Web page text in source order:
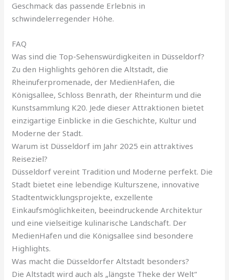
Geschmack das passende Erlebnis in
schwindelerregender Höhe.
FAQ
Was sind die Top-Sehenswürdigkeiten in Düsseldorf?
Zu den Highlights gehören die Altstadt, die
Rheinuferpromenade, der MedienHafen, die
Königsallee, Schloss Benrath, der Rheinturm und die
Kunstsammlung K20. Jede dieser Attraktionen bietet
einzigartige Einblicke in die Geschichte, Kultur und
Moderne der Stadt.
Warum ist Düsseldorf im Jahr 2025 ein attraktives
Reiseziel?
Düsseldorf vereint Tradition und Moderne perfekt. Die
Stadt bietet eine lebendige Kulturszene, innovative
Stadtentwicklungsprojekte, exzellente
Einkaufsmöglichkeiten, beeindruckende Architektur
und eine vielseitige kulinarische Landschaft. Der
MedienHafen und die Königsallee sind besondere
Highlights.
Was macht die Düsseldorfer Altstadt besonders?
Die Altstadt wird auch als „längste Theke der Welt“